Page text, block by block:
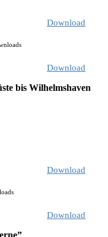
Download
Download
bis Wilhelmshaven
Download
Download